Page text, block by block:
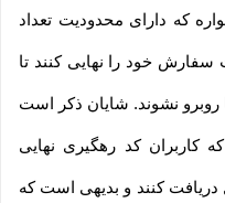
که دارای محدودیت تعداد
خود را نهایی کنند تا
روبرو نشوند. شایان ذکر است
کاربران کد رهگیری نهایی
کنند و بدیهی است که